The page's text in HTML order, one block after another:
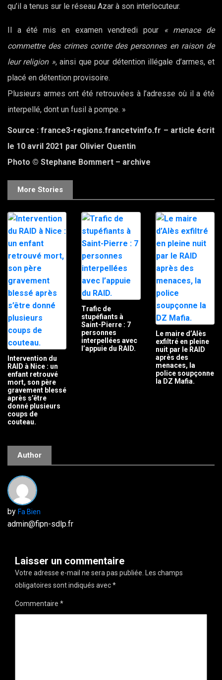
qu’il a tenus sur le réseau Azar à son interlocuteur.
Il a été mis en examen vendredi pour
« menace de
commettre des crimes contre des personnes en raison de
leur religion », ainsi que pour détention illégale d’armes, et
placé en détention provisoire.
Plusieurs armes ont été retrouvées à l’adresse où il a été
interpellé, dont un fusil à pompe. »
Source : france3-regions.francetvinfo.fr – article écrit
le 10 avril 2021 par Olivier Quentin
Photo © Stephane Bommert – archive
More Stories
Intervention du
RAID à Nice : un
enfant retrouvé
mort, son père
gravement blessé
après s’être
donné plusieurs
coups de
couteau.
Trafic de
stupéfiants à
Saint-Pierre : 7
personnes
interpellées avec
l’appuie du RAID.
Le maire d’Alès
exfiltré en pleine
nuit par le RAID
après des
menaces, la
police soupçonne
la DZ Mafia.
Author
by Fa Bien
admin@fipn-sdlp.fr
Laisser un commentaire
Votre adresse e-mail ne sera pas publiée. Les champs
obligatoires sont indiqués avec*
Commentaire *